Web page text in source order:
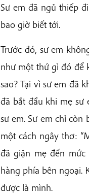
Sư em đã ngủ thiếp
bao giờ biết tới.
Trước đó, sư em
như một thứ gì đó để
sao? Tại vì sư em đã
đã bắt đầu khi mẹ
sư em. Sư em chỉ
một cách ngây thơ:
đã giận mẹ đến
hàng phía bên ngoại.
được là mình.